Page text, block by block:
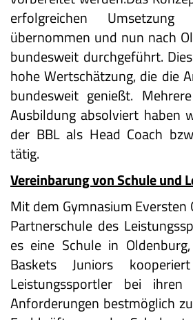
erfolgreichen
übernommen und nun nach
bundesweit durchgeführt.
hohe Wertschätzung, die die
bundesweit genießt.
Ausbildung absolviert haben
der BBL als Head Coach
tätig.
Vereinbarung von Schule und
Mit dem Gymnasium Eversten
Partnerschule des
es eine Schule in
Baskets Juniors
Leistungssportler bei ihren
Anforderungen bestmöglich